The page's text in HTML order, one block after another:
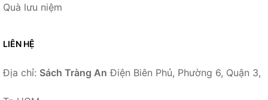
Quà lưu niệm
LIÊN HỆ
Địa chỉ: Sách Tràng An Điện Biên Phủ, Phường 6, Quận 3,